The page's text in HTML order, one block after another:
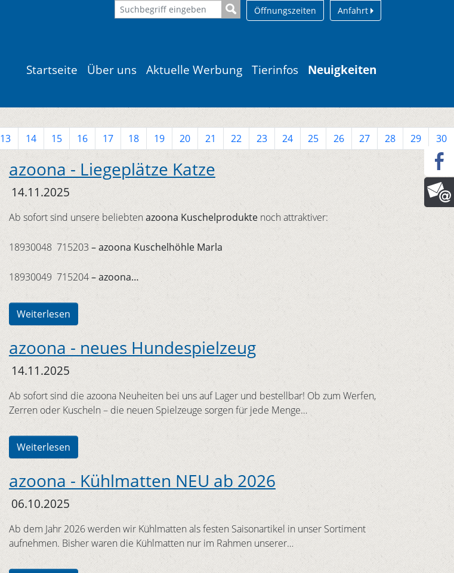
Öffnungszeiten Anfahrt
Startseite Über uns Aktuelle Werbung Tierinfos Neuigkeiten
13 14 15 16 17 18 19 20 21 22 23 24 25 26 27 28 29 30
azoona - Liegeplätze Katze
14.11.2025
Ab sofort sind unsere beliebtenazoona Kuschelproduktenoch attraktiver:
18930048 715203 – azoona Kuschelhöhle Marla
18930049 715204– azoona…
Weiterlesen
azoona - neues Hundespielzeug
14.11.2025
Ab sofort sind die azoona Neuheiten bei uns auf Lager und bestellbar! Ob zum Werfen,
Zerren oder Kuscheln – die neuen Spielzeuge sorgen für jede Menge…
Weiterlesen
azoona - Kühlmatten NEU ab 2026
06.10.2025
Ab dem Jahr 2026 werden wir Kühlmatten als festen Saisonartikel in unser Sortiment
aufnehmen. Bisher waren die Kühlmatten nur im Rahmen unserer…